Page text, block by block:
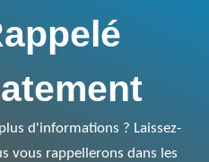
d'informations ? Laissez-
vous rappellerons dans les